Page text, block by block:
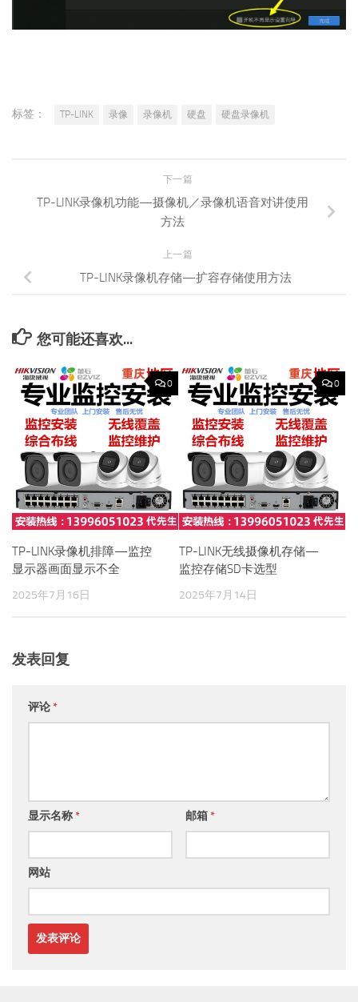
标签： TP-LINK 录像 录像机 硬盘 硬盘录像机
下一篇
TP-LINK录像机功能—摄像机／录像机语音对讲使用
方法
上一篇
TP-LINK录像机存储—扩容存储使用方法
您可能还喜欢...
0
TP-LINK录像机排障—监控
显示器画面显示不全
2025年7月16日
0
TP-LINK无线摄像机存储—
监控存储SD卡选型
2025年7月14日
发表回复
评论*
显示名称* 邮箱*
网站